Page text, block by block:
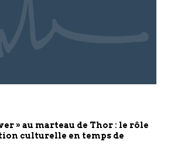
» au marteau de Thor : le rôle
culturelle en temps de